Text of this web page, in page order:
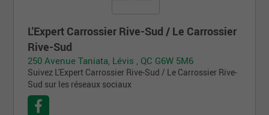
L'Expert Carrossier Rive-Sud / Le Carrossier
Rive-Sud
250 Avenue Taniata, Lévis , QC G6W 5M6
Suivez L'Expert Carrossier Rive-Sud / Le Carrossier Rive-
Sud sur les réseaux sociaux